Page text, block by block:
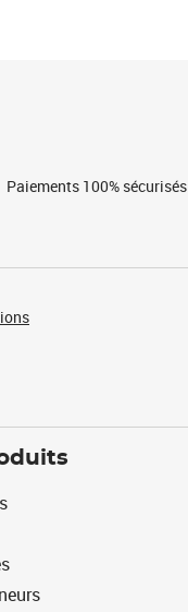
Paiements 100% sécurisés